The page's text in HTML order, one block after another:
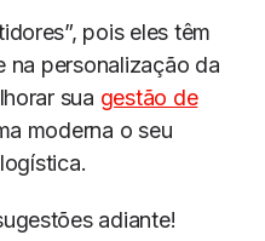
pois eles têm
na personalização da
sua gestão de
moderna o seu
adiante!